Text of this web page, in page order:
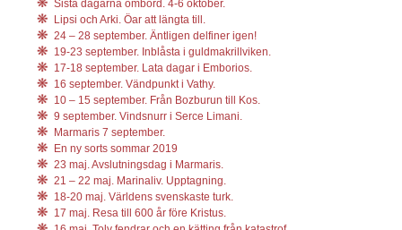
Sista dagarna ombord. 4-6 oktober.
Lipsi och Arki. Öar att längta till.
24 – 28 september. Äntligen delfiner igen!
19-23 september. Inblåsta i guldmakrillviken.
17-18 september. Lata dagar i Emborios.
16 september. Vändpunkt i Vathy.
10 – 15 september. Från Bozburun till Kos.
9 september. Vindsnurr i Serce Limani.
Marmaris 7 september.
En ny sorts sommar 2019
23 maj. Avslutningsdag i Marmaris.
21 – 22 maj. Marinaliv. Upptagning.
18-20 maj. Världens svenskaste turk.
17 maj. Resa till 600 år före Kristus.